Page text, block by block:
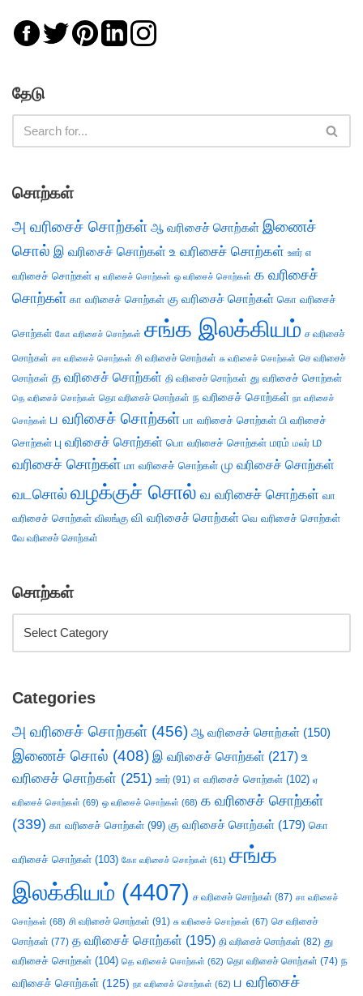
தேடு
சொற்கள்
அ வரிசைச் சொற்கள் ஆ வரிசைச் சொற்கள் இணைச்
சொல் இ வரிசைச் சொற்கள் உ வரிசைச் சொற்கள் ஊர் எ
வரிசைச் சொற்கள் ஏ வரிசைச் சொற்கள் ஒ வரிசைச் சொற்கள் க வரிசைச்
சொற்கள் கா வரிசைச் சொற்கள் கு வரிசைச் சொற்கள் கொ வரிசைச்
சொற்கள் கோ வரிசைச் சொற்கள் சங்க இலக்கியம் ச வரிசைச்
சொற்கள் சா வரிசைச் சொற்கள் சி வரிசைச் சொற்கள் சு வரிசைச் சொற்கள் செ வரிசைச்
சொற்கள் த வரிசைச் சொற்கள் தி வரிசைச் சொற்கள் து வரிசைச் சொற்கள்
தெ வரிசைச் சொற்கள் தொ வரிசைச் சொற்கள் ந வரிசைச் சொற்கள் நா வரிசைச்
சொற்கள் ப வரிசைச் சொற்கள் பா வரிசைச் சொற்கள் பி வரிசைச்
சொற்கள் பு வரிசைச் சொற்கள் பொ வரிசைச் சொற்கள் மரம் மலர் ம
வரிசைச் சொற்கள் மா வரிசைச் சொற்கள் மு வரிசைச் சொற்கள்
வடசொல் வழக்குச் சொல் வ வரிசைச் சொற்கள் வா
வரிசைச் சொற்கள் விலங்கு வி வரிசைச் சொற்கள் வெ வரிசைச் சொற்கள்
வே வரிசைச் சொற்கள்
சொற்கள்
Categories
அ வரிசைச் சொற்கள் (456) ஆ வரிசைச் சொற்கள் (150)
இணைச் சொல் (408) இ வரிசைச் சொற்கள் (217) உ
வரிசைச் சொற்கள் (251) ஊர் (91) எ வரிசைச் சொற்கள் (102) ஏ
வரிசைச் சொற்கள் (69) ஒ வரிசைச் சொற்கள் (68) க வரிசைச் சொற்கள்
(339) கா வரிசைச் சொற்கள் (99) கு வரிசைச் சொற்கள் (179) கொ
வரிசைச் சொற்கள் (103) கோ வரிசைச் சொற்கள் (61) சங்க
இலக்கியம் (4407) ச வரிசைச் சொற்கள் (87) சா வரிசைச்
சொற்கள் (68) சி வரிசைச் சொற்கள் (91) சு வரிசைச் சொற்கள் (67) செ வரிசைச்
சொற்கள் (77) த வரிசைச் சொற்கள் (195) தி வரிசைச் சொற்கள் (82) து
வரிசைச் சொற்கள் (104) தெ வரிசைச் சொற்கள் (62) தொ வரிசைச் சொற்கள் (74) ந
வரிசைச் சொற்கள் (125) நா வரிசைச் சொற்கள் (62) ப வரிசைச்